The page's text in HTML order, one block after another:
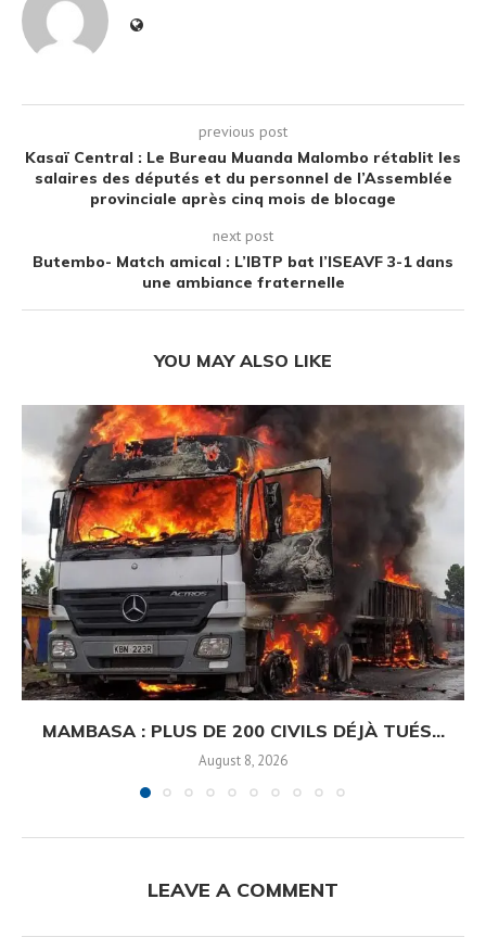
previous post
Kasaï Central : Le Bureau Muanda Malombo rétablit les
salaires des députés et du personnel de l’Assemblée
provinciale après cinq mois de blocage
next post
Butembo- Match amical : L’IBTP bat l’ISEAVF 3-1 dans
une ambiance fraternelle
YOU MAY ALSO LIKE
MAMBASA : PLUS DE 200 CIVILS DÉJÀ TUÉS...
August 8, 2026
LEAVE A COMMENT